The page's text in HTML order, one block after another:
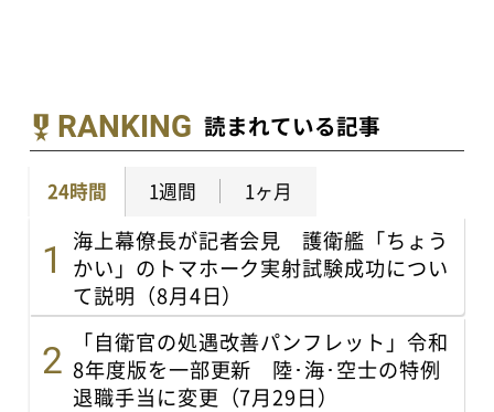
RANKING 読まれている記事
24時間 1週間 1ヶ月
海上幕僚長が記者会見 護衛艦「ちょう
かい」のトマホーク実射試験成功につい
て説明（8月4日）
「自衛官の処遇改善パンフレット」令和
8年度版を一部更新 陸･海･空士の特例
退職手当に変更（7月29日）